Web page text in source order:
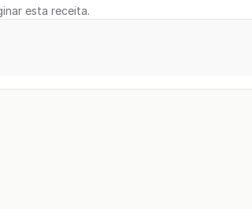
esta receita.